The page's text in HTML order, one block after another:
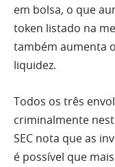
em bolsa, o que
token listado na
também aumenta
liquidez.
Todos os três
criminalmente
SEC nota que as
é possível que